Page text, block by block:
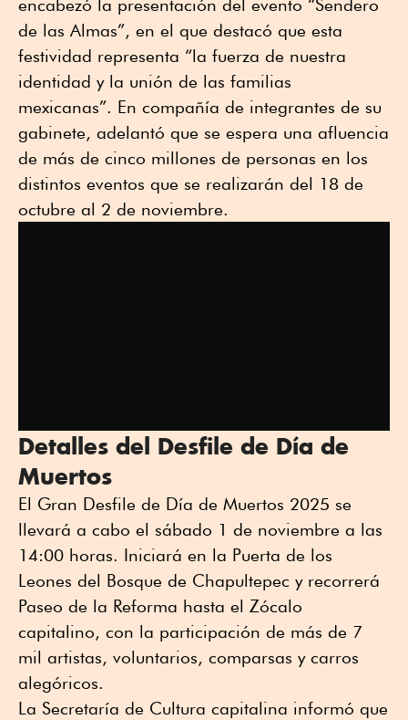
encabezó la presentación del evento “Sendero
de las Almas”, en el que destacó que esta
festividad representa “la fuerza de nuestra
identidad y la unión de las familias
mexicanas”. En compañía de integrantes de su
gabinete, adelantó que se espera una afluencia
de más de cinco millones de personas en los
distintos eventos que se realizarán del 18 de
octubre al 2 de noviembre.
Detalles del Desfile de Día de
Muertos
El Gran Desfile de Día de Muertos 2025 se
llevará a cabo el sábado 1 de noviembre a las
14:00 horas. Iniciará en la Puerta de los
Leones del Bosque de Chapultepec y recorrerá
Paseo de la Reforma hasta el Zócalo
capitalino, con la participación de más de 7
mil artistas, voluntarios, comparsas y carros
alegóricos.
La Secretaría de Cultura capitalina informó que